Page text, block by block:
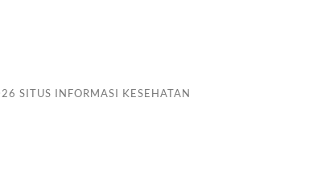
SITUS INFORMASI KESEHATAN